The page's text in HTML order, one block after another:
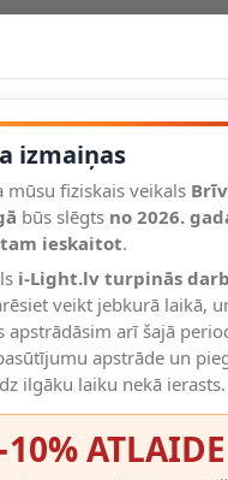
Valodas
izmaiņas
fiziskais veikals
būs slēgts no 2026.
ieskaitot.
i-Light.lv turpinās
veikt jebkurā laikā,
apstrādāsim arī šajā
apstrāde un
ilgāku laiku nekā ierasts.
ATLAIDE